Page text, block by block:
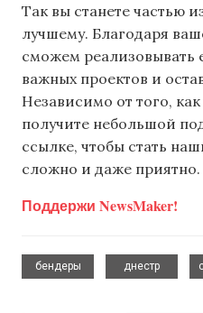
Так вы станете частью
лучшему. Благодаря
сможем реализовывать
важных проектов и
Независимо от того,
получите небольшой
ссылке, чтобы стать
сложно и даже приятно.
Поддержи NewsMaker!
бендеры
днестр